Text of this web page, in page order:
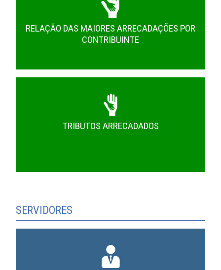
RELAÇÃO DAS MAIORES ARRECADAÇÕES POR
CONTRIBUINTE
TRIBUTOS ARRECADADOS
SERVIDORES